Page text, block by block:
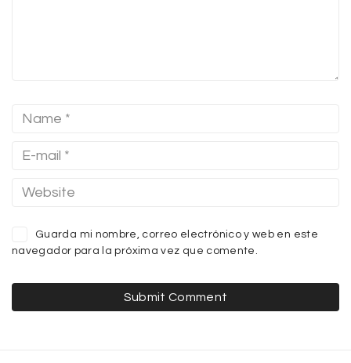
Guarda mi nombre, correo electrónico y web en este
navegador para la próxima vez que comente.